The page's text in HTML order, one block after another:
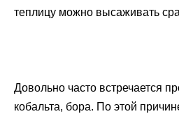
теплицу можно высаживать
Довольно часто встречается
кобальта, бора. По этой